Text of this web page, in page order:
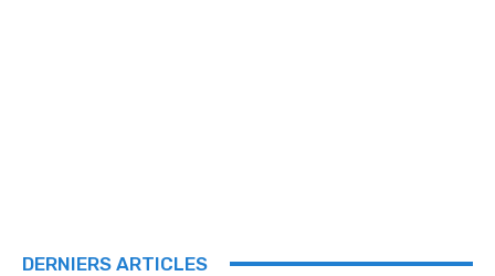
DERNIERS ARTICLES